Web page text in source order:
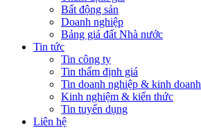
Bất động sản
Doanh nghiệp
Bảng giá đất Nhà nước
Tin tức
Tin công ty
Tin thẩm định giá
Tin doanh nghiệp & kinh doanh
Kinh nghiệm & kiến thức
Tin tuyển dụng
Liên hệ